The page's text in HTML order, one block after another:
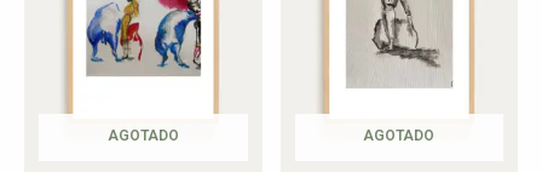
AGOTADO AGOTADO